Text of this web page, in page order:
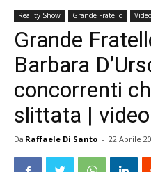
Reality Show Grande Fratello Video
Grande
Barbara
concorrenti
slittata | video
Da Raffaele Di Santo - 22 Aprile